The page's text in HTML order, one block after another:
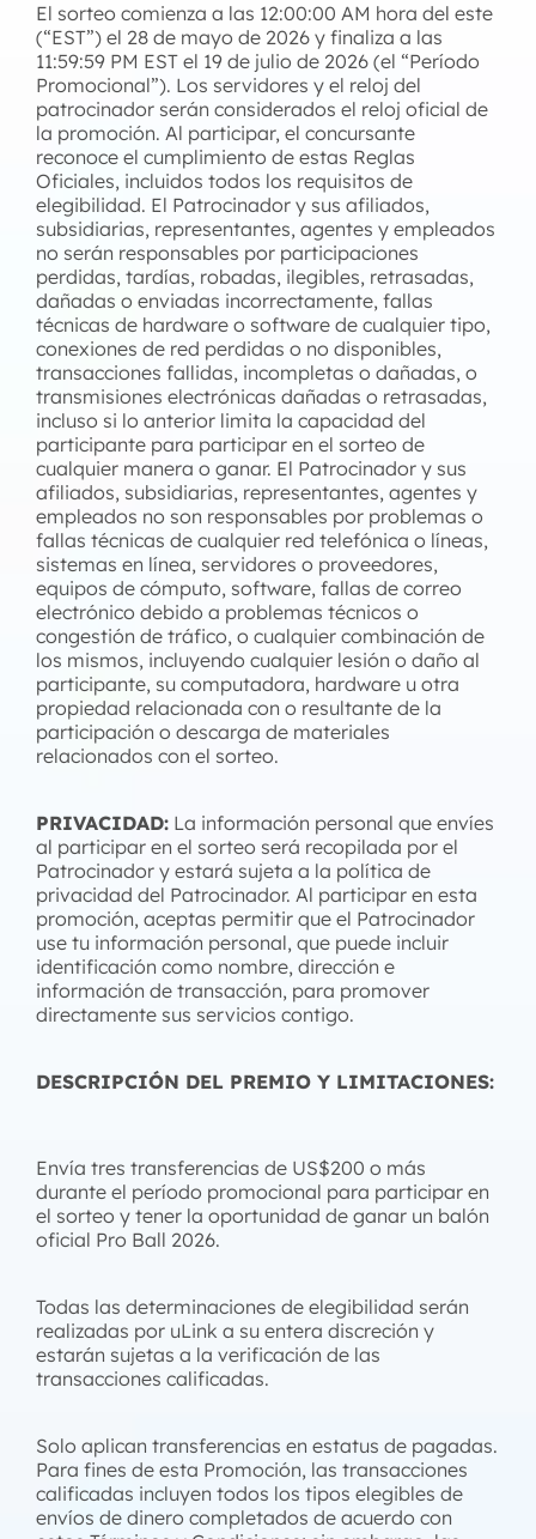
El sorteo comienza a las 12:00:00 AM hora del este
(“EST”) el 28 de mayo de 2026 y finaliza a las
11:59:59 PM EST el 19 de julio de 2026 (el “Período
Promocional”). Los servidores y el reloj del
patrocinador serán considerados el reloj oficial de
la promoción. Al participar, el concursante
reconoce el cumplimiento de estas Reglas
Oficiales, incluidos todos los requisitos de
elegibilidad. El Patrocinador y sus afiliados,
subsidiarias, representantes, agentes y empleados
no serán responsables por participaciones
perdidas, tardías, robadas, ilegibles, retrasadas,
dañadas o enviadas incorrectamente, fallas
técnicas de hardware o software de cualquier tipo,
conexiones de red perdidas o no disponibles,
transacciones fallidas, incompletas o dañadas, o
transmisiones electrónicas dañadas o retrasadas,
incluso si lo anterior limita la capacidad del
participante para participar en el sorteo de
cualquier manera o ganar. El Patrocinador y sus
afiliados, subsidiarias, representantes, agentes y
empleados no son responsables por problemas o
fallas técnicas de cualquier red telefónica o líneas,
sistemas en línea, servidores o proveedores,
equipos de cómputo, software, fallas de correo
electrónico debido a problemas técnicos o
congestión de tráfico, o cualquier combinación de
los mismos, incluyendo cualquier lesión o daño al
participante, su computadora, hardware u otra
propiedad relacionada con o resultante de la
participación o descarga de materiales
relacionados con el sorteo.
PRIVACIDAD: La información personal que envíes
al participar en el sorteo será recopilada por el
Patrocinador y estará sujeta a la política de
privacidad del Patrocinador. Al participar en esta
promoción, aceptas permitir que el Patrocinador
use tu información personal, que puede incluir
identificación como nombre, dirección e
información de transacción, para promover
directamente sus servicios contigo.
DESCRIPCIÓN DEL PREMIO Y LIMITACIONES:
Envía tres transferencias de US$200 o más
durante el período promocional para participar en
el sorteo y tener la oportunidad de ganar un balón
oficial Pro Ball 2026.
Todas las determinaciones de elegibilidad serán
realizadas por uLink a su entera discreción y
estarán sujetas a la verificación de las
transacciones calificadas.
Solo aplican transferencias en estatus de pagadas.
Para fines de esta Promoción, las transacciones
calificadas incluyen todos los tipos elegibles de
envíos de dinero completados de acuerdo con